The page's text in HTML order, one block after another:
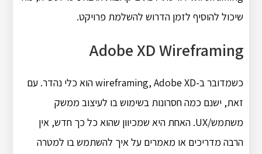
שיכול להוסיף לזמן הדרוש להשלמת פרויקט.
Adobe XD Wireframing
כשמדובר ב-wireframing, Adobe XD הוא כלי נהדר. עם
זאת, ישנם כמה חסרונות בשימוש בו לעיצוב ממשק
משתמש/UX. האחת היא שמכיוון שהוא כל כך חדש, אין
הרבה מדריכים או מאמרים על איך להשתמש בו למטרה